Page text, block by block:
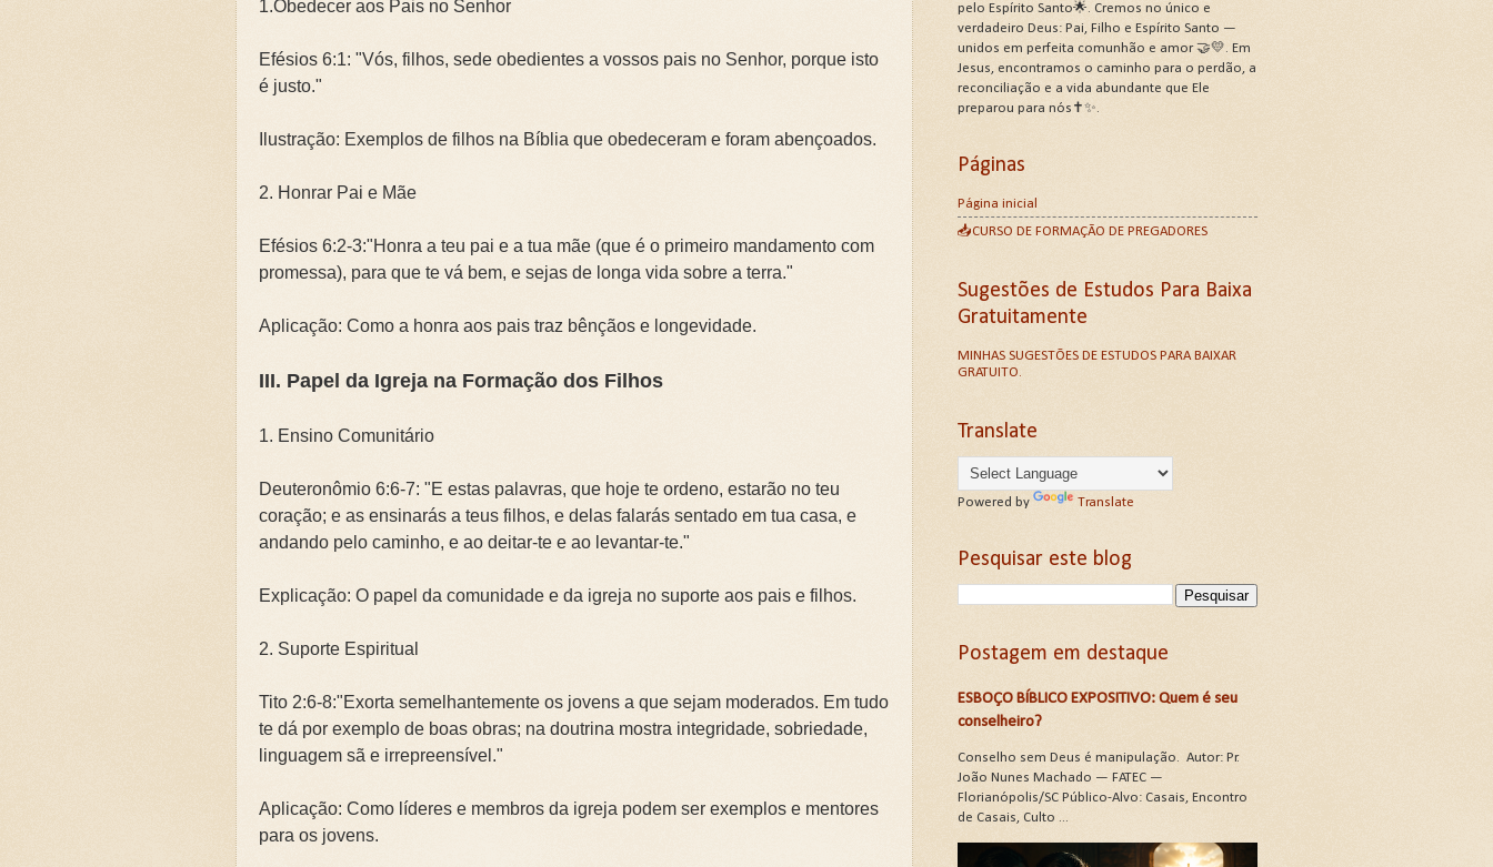
1.Obedecer aos Pais no Senhor
Efésios 6:1: "Vós, filhos, sede obedientes a vossos pais no Senhor, porque isto
é justo."
Ilustração: Exemplos de filhos na Bíblia que obedeceram e foram abençoados.
2. Honrar Pai e Mãe
Efésios 6:2-3:"Honra a teu pai e a tua mãe (que é o primeiro mandamento com
promessa), para que te vá bem, e sejas de longa vida sobre a terra."
Aplicação: Como a honra aos pais traz bênçãos e longevidade.
III. Papel da Igreja na Formação dos Filhos
1. Ensino Comunitário
Deuteronômio 6:6-7: "E estas palavras, que hoje te ordeno, estarão no teu
coração; e as ensinarás a teus filhos, e delas falarás sentado em tua casa, e
andando pelo caminho, e ao deitar-te e ao levantar-te."
Explicação: O papel da comunidade e da igreja no suporte aos pais e filhos.
2. Suporte Espiritual
Tito 2:6-8:"Exorta semelhantemente os jovens a que sejam moderados. Em tudo
te dá por exemplo de boas obras; na doutrina mostra integridade, sobriedade,
linguagem sã e irrepreensível."
Aplicação: Como líderes e membros da igreja podem ser exemplos e mentores
para os jovens.
pelo Espírito Santo🌟. Cremos no único e
verdadeiro Deus: Pai, Filho e Espírito Santo —
unidos em perfeita comunhão e amor 🤝💛. Em
Jesus, encontramos o caminho para o perdão, a
reconciliação e a vida abundante que Ele
preparou para nós✝️✨.
Páginas
Página inicial
📥CURSO DE FORMAÇÃO DE PREGADORES
Sugestões de Estudos Para Baixa
Gratuitamente
MINHAS SUGESTÕES DE ESTUDOS PARA BAIXAR
GRATUITO.
Translate
Powered by Translate
Pesquisar este blog
Postagem em destaque
ESBOÇO BÍBLICO EXPOSITIVO: Quem é seu
conselheiro?
Conselho sem Deus é manipulação. Autor: Pr.
João Nunes Machado — FATEC —
Florianópolis/SC Público-Alvo: Casais, Encontro
de Casais, Culto ...